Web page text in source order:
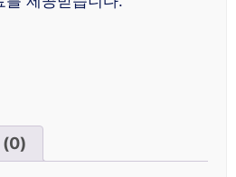
(0)